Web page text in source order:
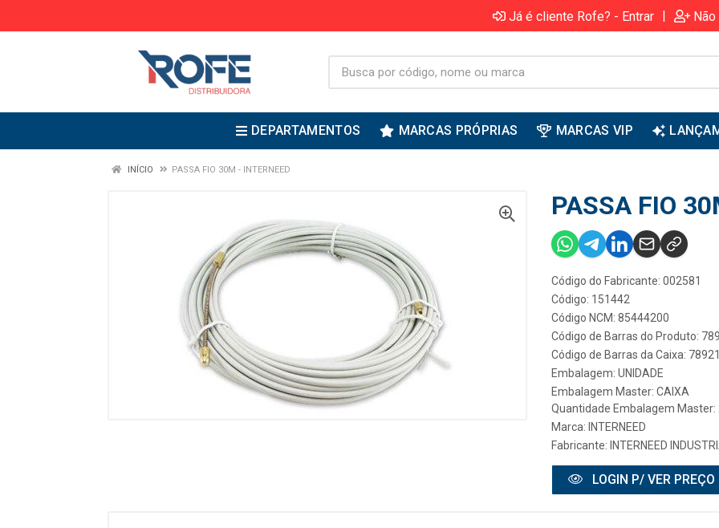
Já é cliente Rofe? - Entrar |
DEPARTAMENTOS MARCAS PRÓPRIAS MARCAS VIP
INÍCIO PASSA FIO 30M - INTERNEED
PASSA FIO
Código do Fabricante: 002581
Código: 151442
Código NCM: 85444200
Código de Barras do Produto:
Código de Barras da Caixa:
Embalagem: UNIDADE
Embalagem Master: CAIXA
Quantidade Embalagem Master:
Marca: INTERNEED
Fabricante: INTERNEED
LOGIN P/ VER PREÇO